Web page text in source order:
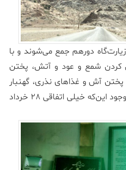
در این زیارت‌گاه دورهم جمع می‌شوند و با
کردن شمع و عود و آتش، پختن
آش و غذاهای نذری، گهنبار
خوانی و … نیایش می‌کنند؛ اما راستش باوجود این‌که خیلی اتفاقی ۲۸ خرداد